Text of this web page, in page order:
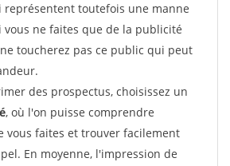
toutefois une manne
vous ne faites que de la publicité
toucherez pas ce public qui peut
des prospectus, choisissez un
, où l'on puisse comprendre
vous faites et trouver facilement
En moyenne, l'impression de